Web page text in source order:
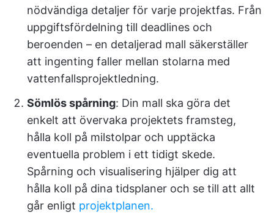
nödvändiga detaljer för varje projektfas. Från
uppgiftsfördelning till deadlines och
beroenden – en detaljerad mall säkerställer
att ingenting faller mellan stolarna med
vattenfallsprojektledning.
Sömlös spårning: Din mall ska göra det
enkelt att övervaka projektets framsteg,
hålla koll på milstolpar och upptäcka
eventuella problem i ett tidigt skede.
Spårning och visualisering hjälper dig att
hålla koll på dina tidsplaner och se till att allt
går enligt projektplanen.